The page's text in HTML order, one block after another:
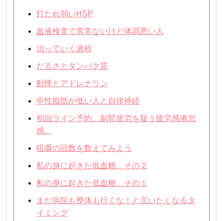
打たれ弱いHSP
血液検査で異常ないけど体調悪い人
治っていく過程
だるさとタンパク質
動悸とアドレナリン
中性脂肪が低い人と自律神経
初回ライン予約、副腎疲労を疑う疲労感倦怠
感。
咀嚼の回数を数えてみよう
私の身に起きた低血糖、その２
私の身に起きた低血糖、その１
まだ病院も整体も行くな！と言いたくなるタ
イミング